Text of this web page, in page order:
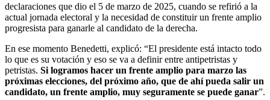
declaraciones que dio el 5 de marzo de 2025, cuando se refirió a la
actual jornada electoral y la necesidad de constituir un frente amplio
progresista para ganarle al candidato de la derecha.
En ese momento Benedetti, explicó: “El presidente está intacto todo
lo que es su votación y eso se va a definir entre antipetristas y
petristas. Si logramos hacer un frente amplio para marzo las
próximas elecciones, del próximo año, que de ahí pueda salir un
candidato, un frente amplio, muy seguramente se puede ganar”.